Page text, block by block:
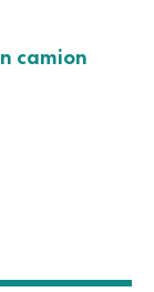
camion